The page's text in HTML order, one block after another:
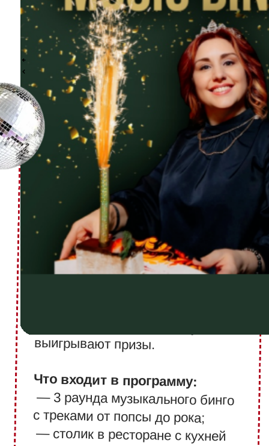
Праздник в КосмоПарке
«ZigZag" — незабываемые дни
рождения в Набережных
Челнах!
Ищете идеальное место для
празднования дня рождения?
В КосмоПарке «ZigZag» вас ждет
море веселья и активного отдыха!
У нас есть уникальные
аттракционы, которые не найдете
нигде в городе: огромная арена
для лазертага (300 кв. м),
кнопочный бой, космодэнс,
лазерный тир и даже лазерный
лабиринт для настоящих
приключений.
Что мы предлагаем?
Лазертаг— битва на большой
арене, которая вмещает 16
человек.
Кнопочный бой— для
Традиционные
— настольный
Детские программы—
развлечения для детей от пяти
Форматы для дня рождения: